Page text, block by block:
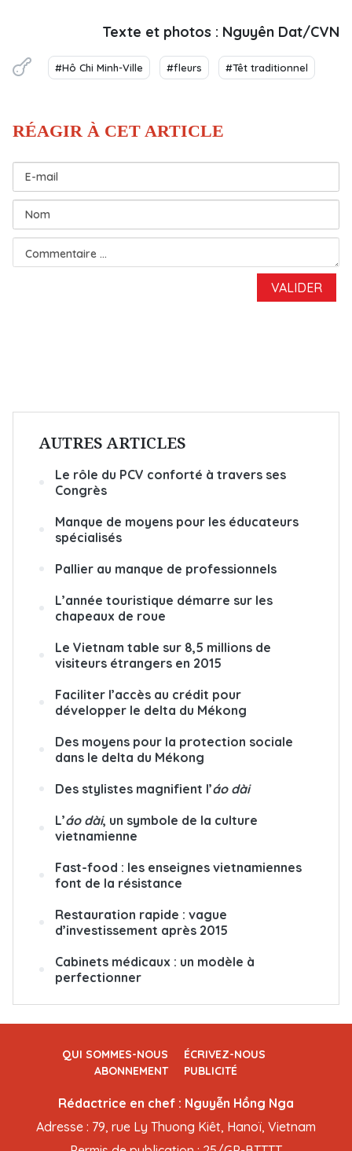
Texte et photos : Nguyên Dat/CVN
#Hô Chi Minh-Ville #fleurs #Têt traditionnel
AUTRES ARTICLES
Le rôle du PCV conforté à travers ses
Congrès
Manque de moyens pour les éducateurs
spécialisés
Pallier au manque de professionnels
L’année touristique démarre sur les
chapeaux de roue
Le Vietnam table sur 8,5 millions de
visiteurs étrangers en 2015
Faciliter l’accès au crédit pour
développer le delta du Mékong
Des moyens pour la protection sociale
dans le delta du Mékong
Des stylistes magnifient l’áo dài
L’áo dài, un symbole de la culture
vietnamienne
Fast-food : les enseignes vietnamiennes
font de la résistance
Restauration rapide : vague
d’investissement après 2015
Cabinets médicaux : un modèle à
perfectionner
QUI SOMMES-NOUS
ÉCRIVEZ-NOUS
ABONNEMENT
PUBLICITÉ
Rédactrice en chef : Nguyễn Hồng Nga
Adresse : 79, rue Ly Thuong Kiêt, Hanoï, Vietnam